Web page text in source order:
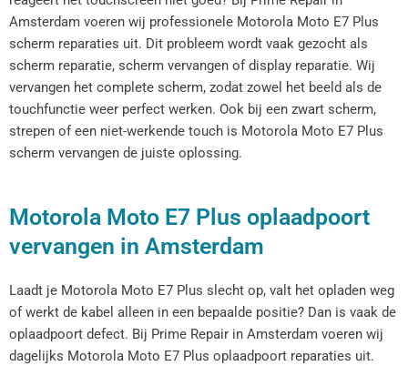
Amsterdam voeren wij professionele Motorola Moto E7 Plus
scherm reparaties uit. Dit probleem wordt vaak gezocht als
scherm reparatie, scherm vervangen of display reparatie. Wij
vervangen het complete scherm, zodat zowel het beeld als de
touchfunctie weer perfect werken. Ook bij een zwart scherm,
strepen of een niet-werkende touch is Motorola Moto E7 Plus
scherm vervangen de juiste oplossing.
Motorola Moto E7 Plus oplaadpoort
vervangen in Amsterdam
Laadt je Motorola Moto E7 Plus slecht op, valt het opladen weg
of werkt de kabel alleen in een bepaalde positie? Dan is vaak de
oplaadpoort defect. Bij Prime Repair in Amsterdam voeren wij
dagelijks Motorola Moto E7 Plus oplaadpoort reparaties uit.